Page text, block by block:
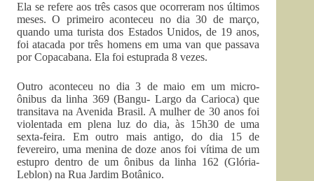
Ela se refere aos três casos que ocorreram nos últimos
meses. O primeiro aconteceu no dia 30 de março,
quando uma turista dos Estados Unidos, de 19 anos,
foi atacada por três homens em uma van que passava
por Copacabana. Ela foi estuprada 8 vezes.
Outro aconteceu no dia 3 de maio em um micro-
ônibus da linha 369 (Bangu- Largo da Carioca) que
transitava na Avenida Brasil. A mulher de 30 anos foi
violentada em plena luz do dia, às 15h30 de uma
sexta-feira. Em outro mais antigo, do dia 15 de
fevereiro, uma menina de doze anos foi vítima de um
estupro dentro de um ônibus da linha 162 (Glória-
Leblon) na Rua Jardim Botânico.